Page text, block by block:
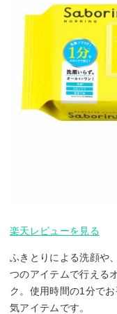
楽天レビューを見る
ふきとりによる洗顔や
つのアイテムで行える
ク。使用時間の1分で
気アイテムです。